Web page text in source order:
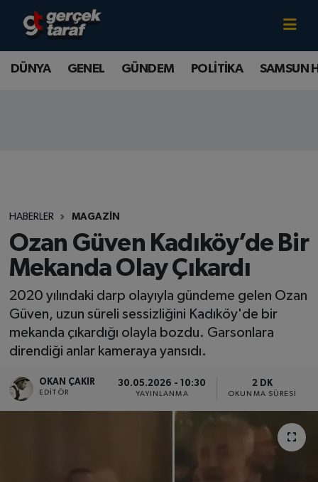
DÜNYA GENEL GÜNDEM POLİTİKA SAMSUN
HABERLER MAGAZİN
Ozan Güven Kadıköy’de Bir
Mekanda Olay Çıkardı
2020 yılındaki darp olayıyla gündeme gelen Ozan
Güven, uzun süreli sessizliğini Kadıköy'de bir
mekanda çıkardığı olayla bozdu. Garsonlara
direndiği anlar kameraya yansıdı.
OKAN ÇAKIR
EDITÖR
30.05.2026 - 10:30
YAYINLANMA
2 DK
OKUNMA SÜRESI
Canlı TV İzle
DÜNYA
SAMSUNSPOR
SAĞLIK
TEKNOLOJİ
SPOR
EKONOMİ
Samsun Nöbetçi Eczaneler
Tüm Manşetler
Son Dakika Haberleri
Haber Arşivi